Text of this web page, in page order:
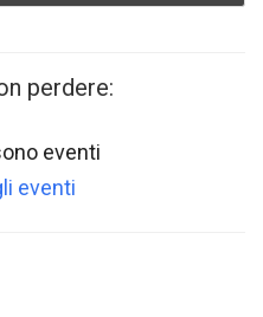
perdere:
eventi
eventi